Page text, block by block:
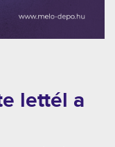
lettél a